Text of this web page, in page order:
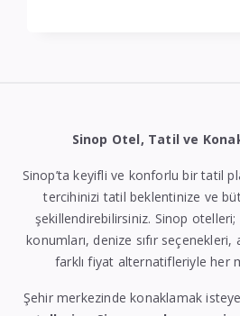
Sinop Otel, Tatil ve
Sinop’ta keyifli ve konforlu bir tatil
tercihinizi tatil beklentinize ve
şekillendirebilirsiniz. Sinop otelleri;
konumları, denize sıfır
farklı fiyat alternatifleriyle her
Şehir merkezinde konaklamak